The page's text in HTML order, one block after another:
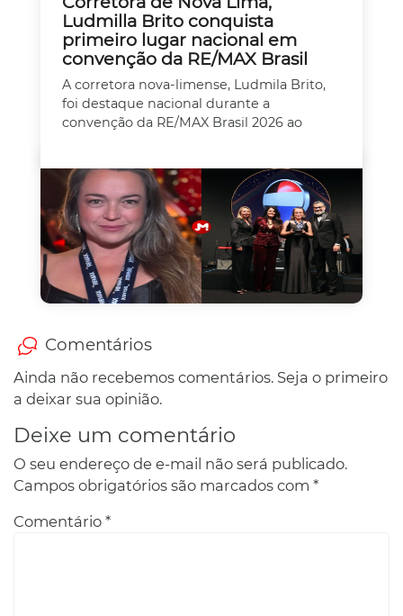
Ludmilla Brito conquista
primeiro lugar nacional em
convenção da RE/MAX Brasil
A corretora nova-limense, Ludmila Brito,
foi destaque nacional durante a
convenção da RE/MAX Brasil 2026 ao
Comentários
Ainda não recebemos comentários. Seja o primeiro
a deixar sua opinião.
Deixe um comentário
O seu endereço de e-mail não será publicado.
Campos obrigatórios são marcados com *
Comentário *